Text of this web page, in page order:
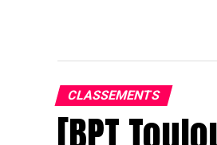
Assis devant une tonne,
CLASSEMENTS
[BPT